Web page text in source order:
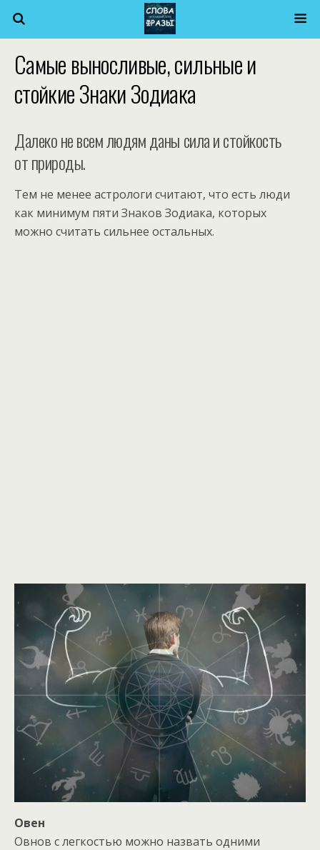
Самые выносливые, сильные и
стойкие Знаки Зодиака
Далеко не всем людям даны сила и стойкость
от природы.
Тем не менее астрологи считают, что есть люди
как минимум пяти Знаков Зодиака, которых
можно считать сильнее остальных.
Овен
Овнов с легкостью можно назвать одними